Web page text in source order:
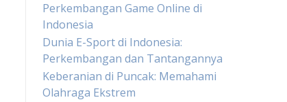
Perkembangan Game Online di
Indonesia
Dunia E-Sport di Indonesia:
Perkembangan dan Tantangannya
Keberanian di Puncak: Memahami
Olahraga Ekstrem